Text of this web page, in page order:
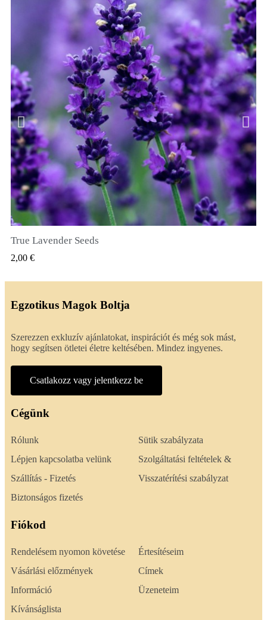
True Lavender Seeds
2,00 €
Egzotikus Magok Boltja
Szerezzen exkluzív ajánlatokat, inspirációt és még sok mást,
hogy segítsen ötletei életre keltésében. Mindez ingyenes.
Csatlakozz vagy jelentkezz be
Cégünk
Rólunk
Lépjen kapcsolatba velünk
Szállítás - Fizetés
Biztonságos fizetés
Sütik szabályzata
Szolgáltatási feltételek &
Visszatérítési szabályzat
Fiókod
Rendelésem nyomon követése
Vásárlási előzmények
Információ
Kívánságlista
Értesítéseim
Címek
Üzeneteim